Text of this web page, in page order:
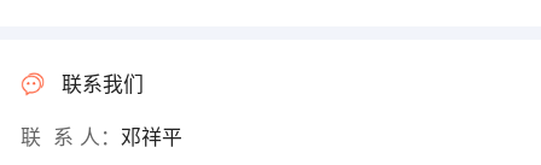
联系我们
联 系 人： 邓祥平